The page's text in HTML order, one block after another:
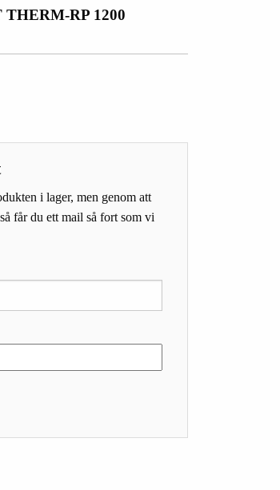
RP 1200
i lager, men genom att
får du ett mail så fort som vi